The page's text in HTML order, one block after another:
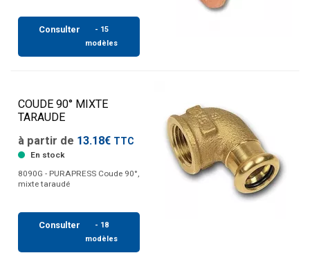
Consulter
- 15
modèles
COUDE 90° MIXTE
TARAUDE
à partir de 13.18€ TTC
En stock
8090G - PURAPRESS Coude 90°,
mixte taraudé
Consulter
- 18
modèles